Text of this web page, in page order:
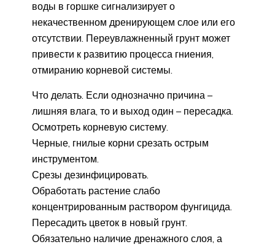
воды в горшке сигнализирует о
некачественном дренирующем слое или его
отсутствии. Переувлажненный грунт может
привести к развитию процесса гниения,
отмиранию корневой системы.
Что делать. Если однозначно причина –
лишняя влага, то и выход один – пересадка.
Осмотреть корневую систему.
Черные, гнилые корни срезать острым
инструментом.
Срезы дезинфицировать.
Обработать растение слабо
концентрированным раствором фунгицида.
Пересадить цветок в новый грунт.
Обязательно наличие дренажного слоя, а